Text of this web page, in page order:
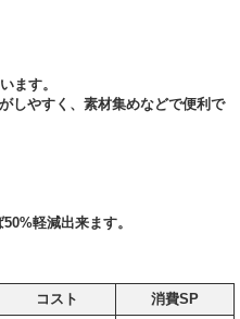
ます。
しやすく、素材集めなどで便利で
軽減出来ます。
コスト
消費SP